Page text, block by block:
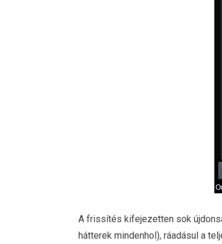
A frissítés kifejezetten sok
hátterek mindenhol), ráadásul a